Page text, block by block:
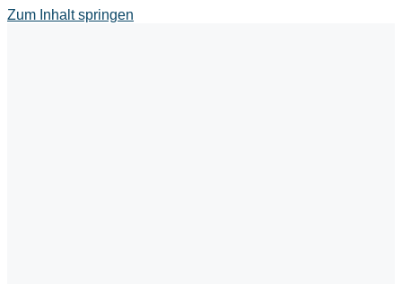
Zum Inhalt springen